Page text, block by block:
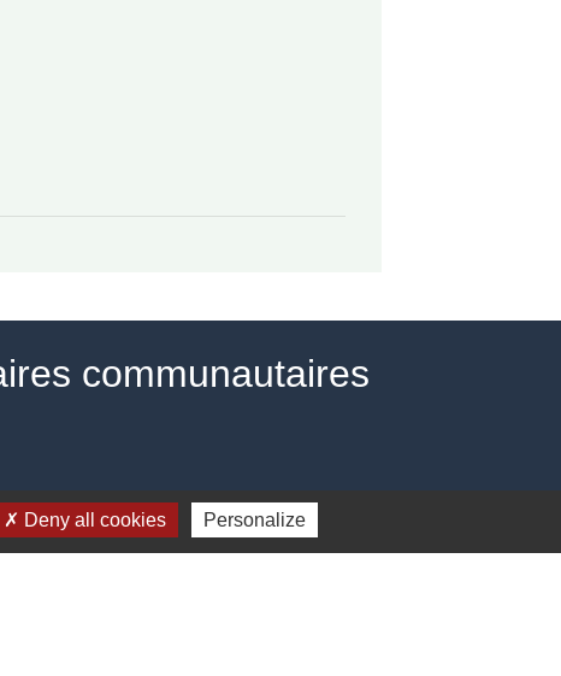
communautaires
Deny all cookies Personalize